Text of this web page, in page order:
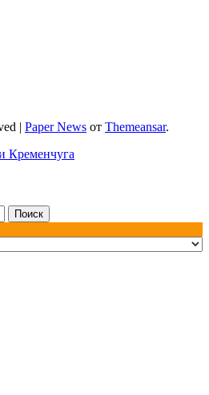
Paper News от Themeansar.
Кременчуга